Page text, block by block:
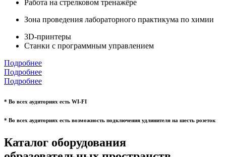
Работа на стрелковом тренажёре
Зона проведения лабораторного практикума по химии
3D-принтеры
Станки с программным управлением
Подробнее
Подробнее
Подробнее
* Во всех аудиториях есть WI-FI
* Во всех аудиториях есть возможность подключения удлинителя на шесть розеток
Каталог оборудования